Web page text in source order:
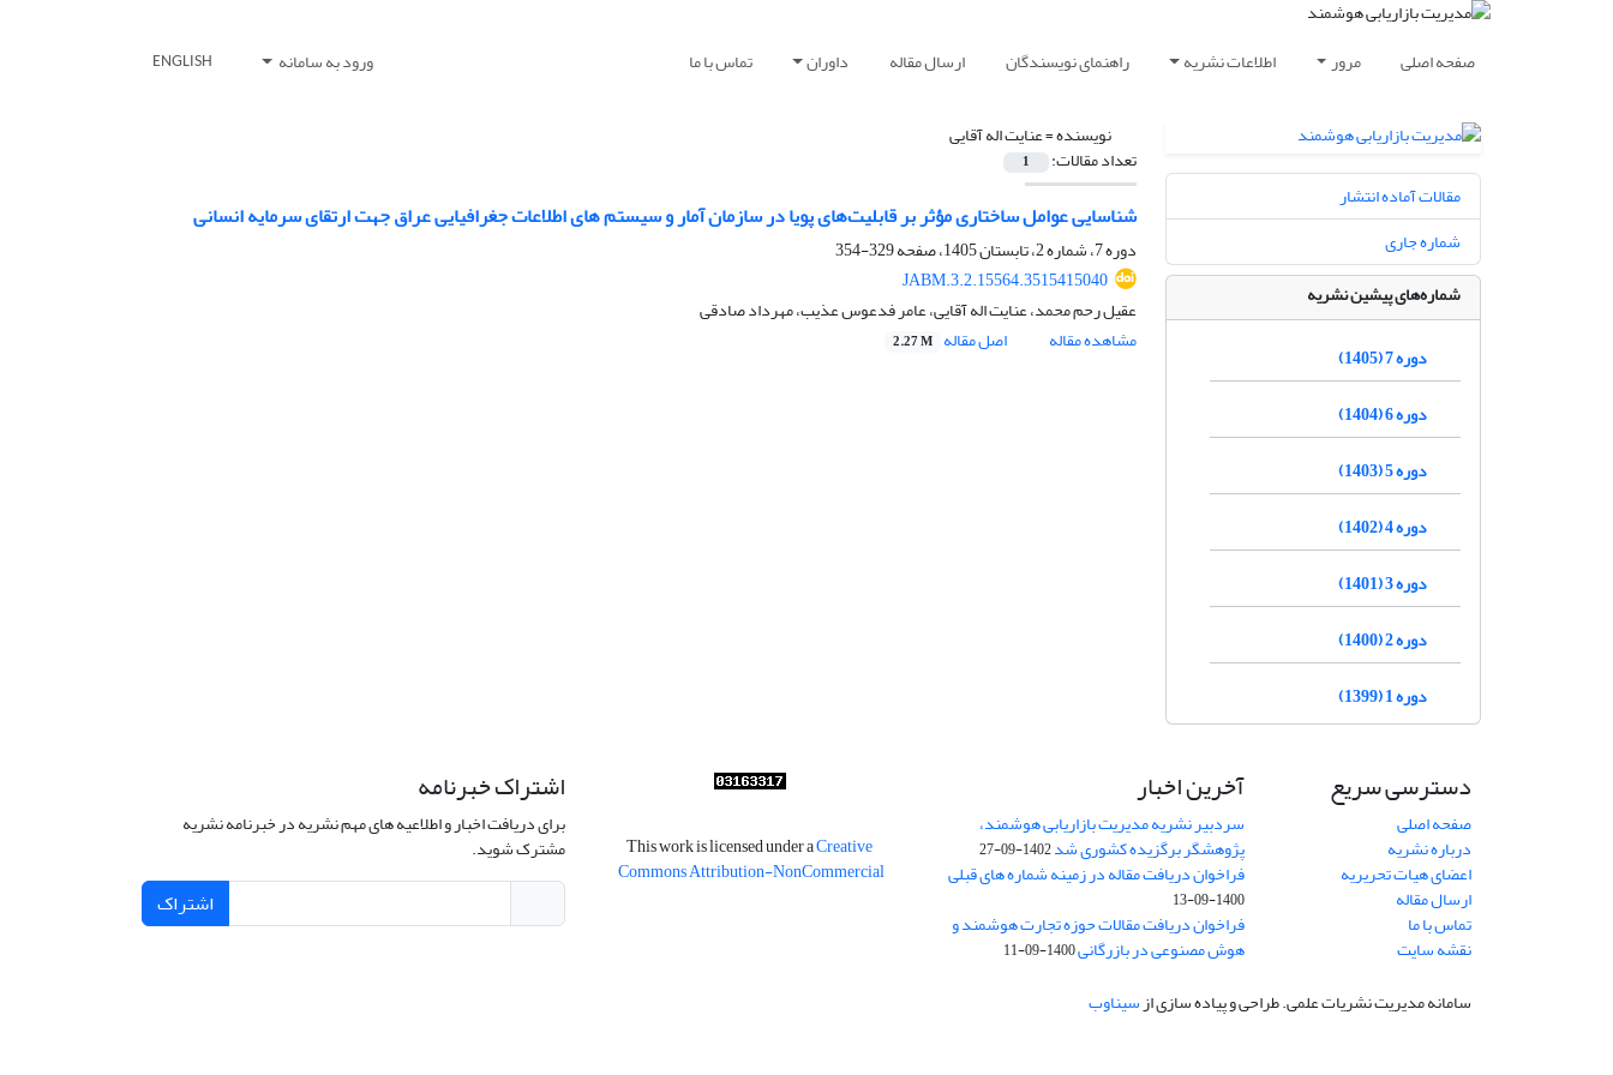
صفحه اصلی مرور اطلاعات نشریه راهنمای نویسندگان ارسال مقاله داوران تماس با ما ورود به سامانه ENGLISH
نویسنده =عنایت اله آقایی
تعداد مقالات: 1
شناسایی عوامل ساختاری مؤثر بر قابلیت‌های پویا در سازمان آمار و سیستم های اطلاعات جغرافیایی عراق جهت ارتقای سرمایه انسانی
دوره 7، شماره 2، تابستان 1405، صفحه
329-354
JABM.3.2.15564.3515415040
عقیل رحم محمد، عنایت اله آقایی، عامر فدعوس عذیب، مهرداد صادقی
مشاهده مقاله
اصل مقاله 2.27 M
مقالات آماده انتشار
شماره جاری
شماره‌های پیشین نشریه
دوره 7 (1405)
دوره 6 (1404)
دوره 5 (1403)
دوره 4 (1402)
دوره 3 (1401)
دوره 2 (1400)
دوره 1 (1399)
دسترسی سریع
صفحه اصلی
درباره نشریه
اعضای هیات تحریریه
ارسال مقاله
تماس با ما
نقشه سایت
آخرین اخبار
سردبیر نشریه مدیریت بازاریابی هوشمند،
پژوهشگر برگزیده کشوری شد1402-09-27
فراخوان دریافت مقاله در زمینه شماره های قبلی
1400-09-13
فراخوان دریافت مقالات حوزه تجارت هوشمند و
هوش مصنوعی در بازرگانی1400-09-11
This work is licensed under aCreative
Commons Attribution-NonCommercial
اشتراک خبرنامه
برای دریافت اخبار و اطلاعیه های مهم نشریه در خبرنامه نشریه
مشترک شوید.
اشتراک
سامانه مدیریت نشریات علمی.طراحی و پیاده سازی ازسیناوب